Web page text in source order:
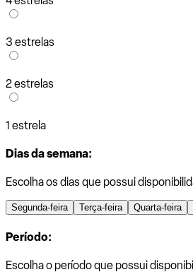
3 estrelas
2 estrelas
1 estrela
Dias da semana:
Escolha os dias que possui
Segunda-feira Terça-feira Quarta-feira
Período:
Escolha o período que possui